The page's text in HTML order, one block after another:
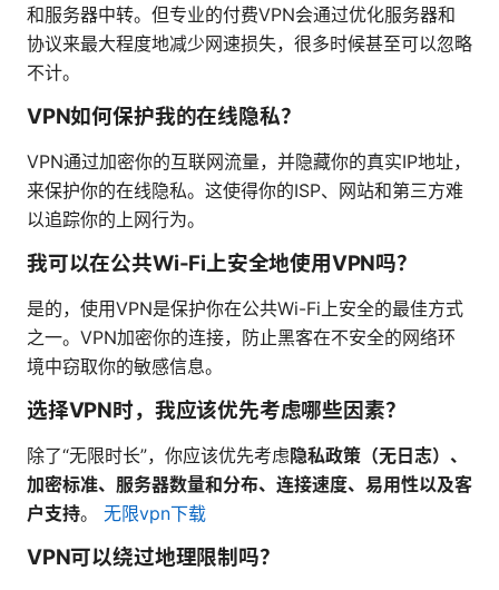
和服务器中转。但专业的付费VPN会通过优化服务器和
协议来最大程度地减少网速损失，很多时候甚至可以忽略
不计。
VPN如何保护我的在线隐私？
VPN通过加密你的互联网流量，并隐藏你的真实IP地址，
来保护你的在线隐私。这使得你的ISP、网站和第三方难
以追踪你的上网行为。
我可以在公共Wi-Fi上安全地使用VPN吗？
是的，使用VPN是保护你在公共Wi-Fi上安全的最佳方式
之一。VPN加密你的连接，防止黑客在不安全的网络环
境中窃取你的敏感信息。
选择VPN时，我应该优先考虑哪些因素？
除了“无限时长”，你应该优先考虑隐私政策（无日志）、
加密标准、服务器数量和分布、连接速度、易用性以及客
户支持。 无限vpn下载
VPN可以绕过地理限制吗？